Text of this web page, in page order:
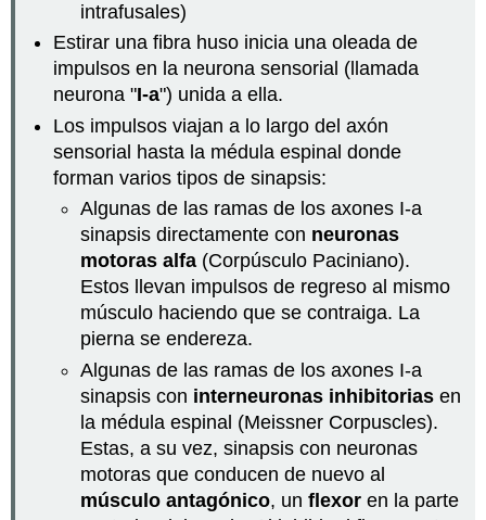
intrafusales)
Estirar una fibra huso inicia una oleada de
impulsos en la neurona sensorial (llamada
neurona "I-a") unida a ella.
Los impulsos viajan a lo largo del axón
sensorial hasta la médula espinal donde
forman varios tipos de sinapsis:
Algunas de las ramas de los axones I-a
sinapsis directamente con neuronas
motoras alfa(Corpúsculo Paciniano).
Estos llevan impulsos de regreso al mismo
músculo haciendo que se contraiga. La
pierna se endereza.
Algunas de las ramas de los axones I-a
sinapsis con interneuronas inhibitoriasen
la médula espinal (Meissner Corpuscles).
Estas, a su vez, sinapsis con neuronas
motoras que conducen de nuevo al
músculo antagónico, un flexoren la parte